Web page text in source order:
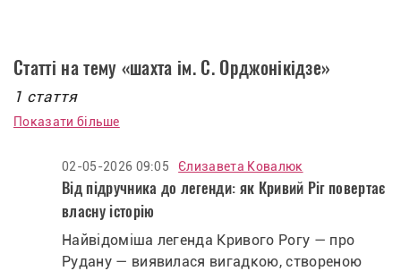
Статті на тему «шахта ім. С. Орджонікідзе»
1 стаття
Показати більше
02-05-2026 09:05 Єлизавета Ковалюк
Від підручника до легенди: як Кривий Ріг повертає
власну історію
Найвідоміша легенда Кривого Рогу — про
Рудану — виявилася вигадкою, створеною